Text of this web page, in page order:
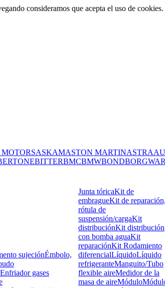
consideramos que acepta el uso de cookies.
ASKAMASTON MARTINASTRA
BITTERBMCBMWBOND
sujeciónÉmbolo,
Enfriador gases
Junta tóricaKit de
embragueKit de reparación,
rótula de
suspensión/cargaKit
distribuciónKit distribución
con bomba aguaKit
reparaciónKit Rodamiento
diferencialLíquidoLíquido
refrigeranteManguito/Tubo
flexible aireMedidor de la
masa de aireMódulo